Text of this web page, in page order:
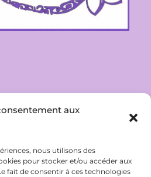
aux
nous utilisons des
pour stocker et/ou accéder aux
fait de consentir à ces technologies